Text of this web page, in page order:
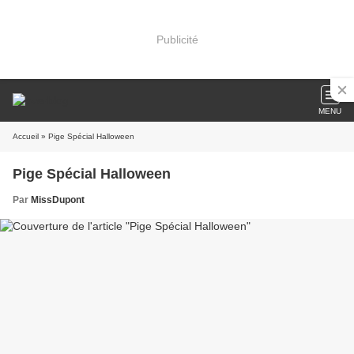
Publicité
MENU
Accueil » Pige Spécial Halloween
Pige Spécial Halloween
Par MissDupont